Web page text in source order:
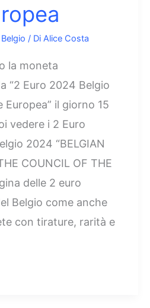
Belgio / Di Alice Costa
la moneta
“2 Euro 2024 Belgio
Europea” il giorno 15
vedere i 2 Euro
2024 “BELGIAN
COUNCIL OF THE
delle 2 euro
Belgio come anche
con tirature, rarità e